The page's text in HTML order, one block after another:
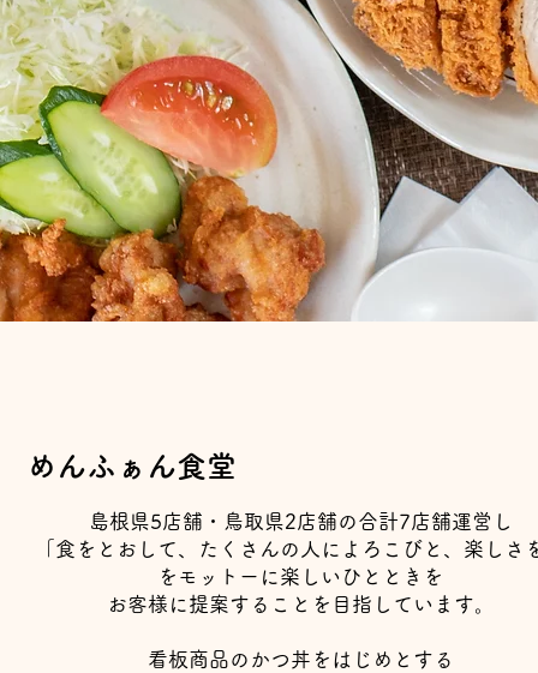
めんふぁん食堂
島根県5店舗・鳥取県2店舗の合計7店舗運営し
「食をとおして、たくさんの人によろこびと、楽しさ
をモットーに楽しいひとときを
お客様に提案することを目指しています。
​看板商品のかつ丼をはじめとする